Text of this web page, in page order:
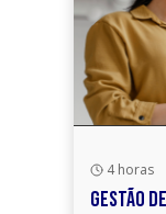
4 horas
GESTÃO